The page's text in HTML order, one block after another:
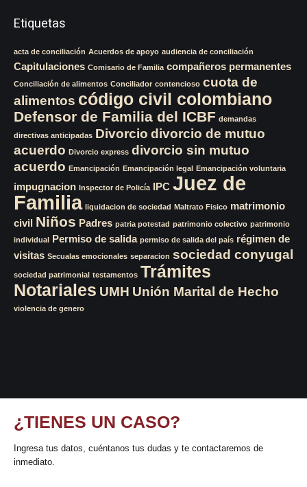
Etiquetas
acta de conciliación Acuerdos de apoyo audiencia de conciliación
Capitulaciones Comisario de Familia compañeros permanentes
Conciliación de alimentos Conciliador contencioso cuota de
alimentos código civil colombiano
Defensor de Familia del ICBF demandas
directivas anticipadas Divorcio divorcio de mutuo
acuerdo Divorcio express divorcio sin mutuo
acuerdo Emancipación Emancipación legal Emancipación voluntaria
impugnacion Inspector de Policía IPC Juez de
Familia liquidacion de sociedad Maltrato Fisico matrimonio
civil Niños Padres patria potestad patrimonio colectivo patrimonio
individual Permiso de salida permiso de salida del país régimen de
visitas Secualas emocionales separacion sociedad conyugal
sociedad patrimonial testamentos Trámites
Notariales UMH Unión Marital de Hecho
violencia de genero
¿TIENES UN CASO?
Ingresa tus datos, cuéntanos tus dudas y te contactaremos de
inmediato.